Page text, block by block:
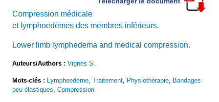
Compression médicale
et lymphoedèmes des membres inférieurs.
Lower limb lymphedema and medical compression.
Auteurs/Authors : Vignes S.
Mots-clés : Lymphoedème Traitement Physiothérapie
Bandages
peu élastiques Compression